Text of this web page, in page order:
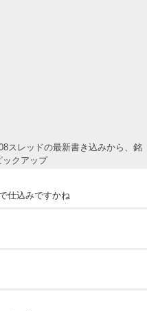
スレッドの最新書き込みから、銘
ックアップ
仕込みですかね